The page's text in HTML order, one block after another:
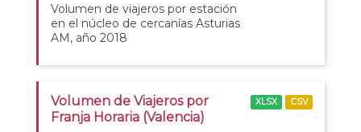
Volumen de viajeros por estación
en el núcleo de cercanías Asturias
AM, año 2018
Volumen de Viajeros por
Franja Horaria (Valencia)
XLSX CSV